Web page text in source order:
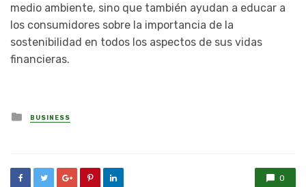
medio ambiente, sino que también ayudan a educar a
los consumidores sobre la importancia de la
sostenibilidad en todos los aspectos de sus vidas
financieras.
Posted
in
BUSINESS
0